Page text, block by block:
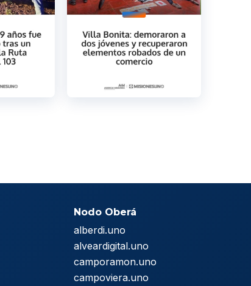
Nodo Oberá
alberdi.uno
alveardigital.uno
camporamon.uno
campoviera.uno